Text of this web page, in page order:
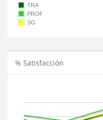
TRA
PROF
SG
% Satisfacción